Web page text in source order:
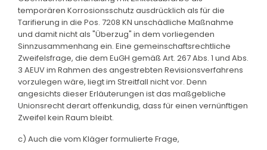
temporären Korrosionsschutz ausdrücklich als für die
Tarifierung in die Pos. 7208 KN unschädliche Maßnahme
und damit nicht als "Überzug" in dem vorliegenden
Sinnzusammenhang ein. Eine gemeinschaftsrechtliche
Zweifelsfrage, die dem EuGH gemäß Art. 267 Abs. 1 und Abs.
3 AEUV im Rahmen des angestrebten Revisionsverfahrens
vorzulegen wäre, liegt im Streitfall nicht vor. Denn
angesichts dieser Erläuterungen ist das maßgebliche
Unionsrecht derart offenkundig, dass für einen vernünftigen
Zweifel kein Raum bleibt.
c) Auch die vom Kläger formulierte Frage,